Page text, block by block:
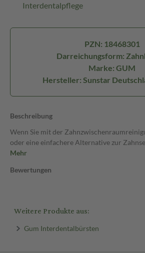
Interdentalpflege
PZN: 18468301
Darreichungsform:
Marke: GUM
Hersteller: Sunstar
Beschreibung
Wenn Sie mit der
oder eine einfachere Alternative zur
Mehr
Bewertungen
Weitere Produkte aus:
Gum Interdentalbürsten